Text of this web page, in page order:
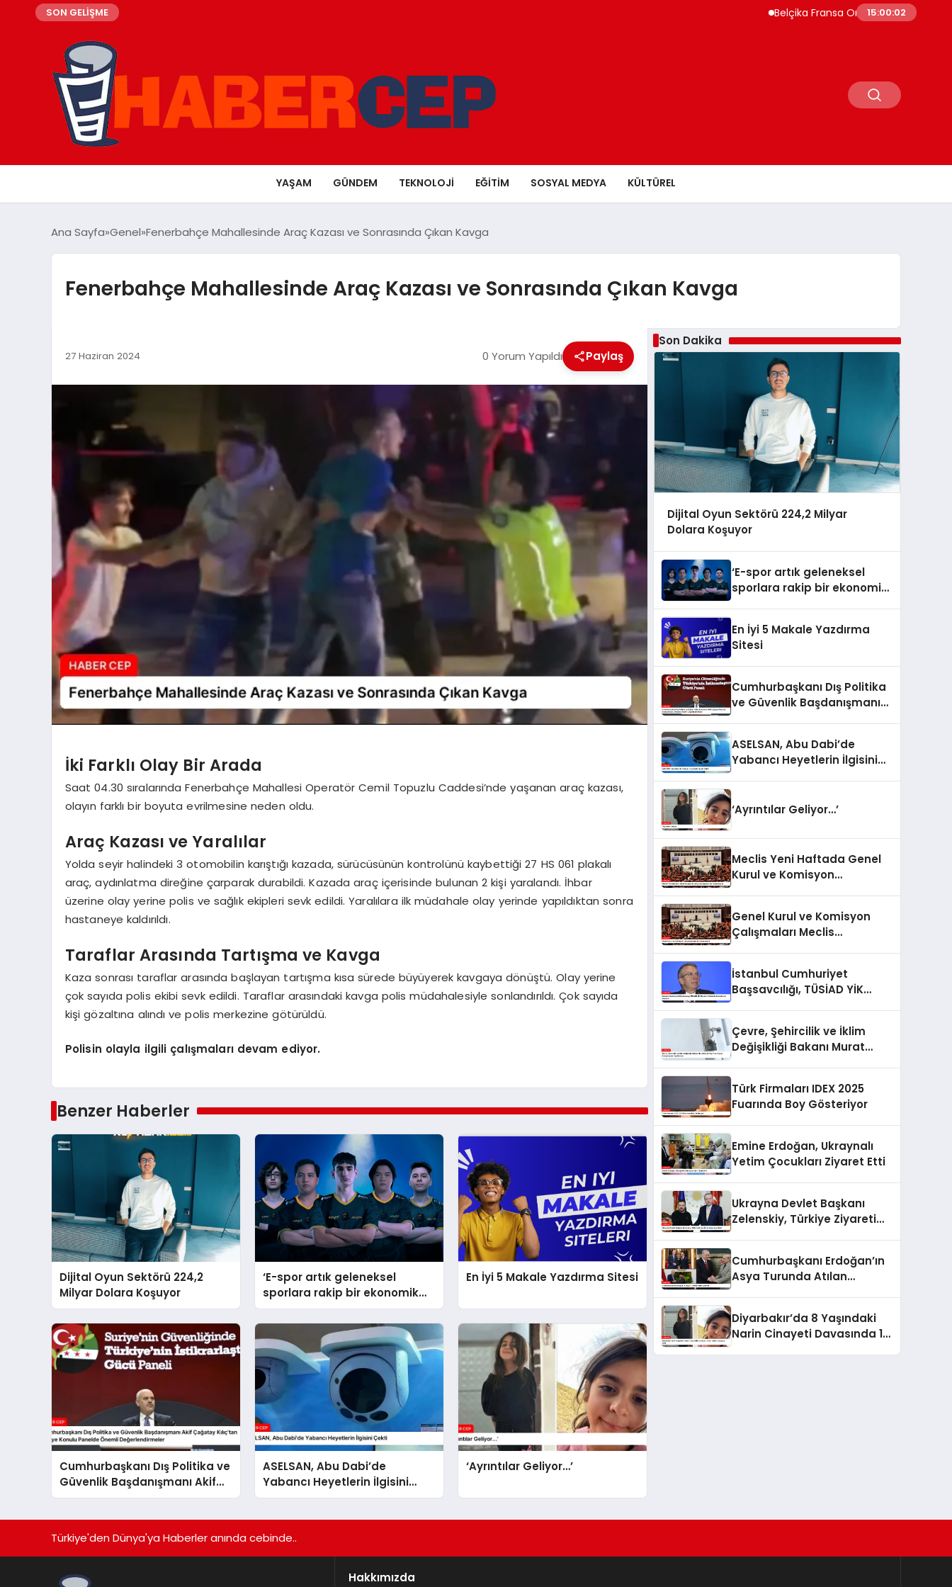
SON GELİŞME Belçika Fransa Orman Yangınları İçin
15:00:03
YAŞAM GÜNDEM TEKNOLOJI EĞITIM SOSYAL MEDYA KÜLTÜREL
Ana Sayfa Genel Fenerbahçe Mahallesinde Araç Kazası ve Sonrasında Çıkan Kavga
Fenerbahçe Mahallesinde Araç Kazası ve Sonrasında Çıkan Kavga
27 Haziran 2024 0 Yorum Yapıldı Paylaş
İki Farklı Olay Bir Arada
Saat 04.30 sıralarında Fenerbahçe Mahallesi Operatör Cemil Topuzlu Caddesi’nde yaşanan araç kazası,
olayın farklı bir boyuta evrilmesine neden oldu.
Araç Kazası ve Yaralılar
Yolda seyir halindeki 3 otomobilin karıştığı kazada, sürücüsünün kontrolünü kaybettiği 27 HS 061 plakalı
araç, aydınlatma direğine çarparak durabildi. Kazada araç içerisinde bulunan 2 kişi yaralandı. İhbar
üzerine olay yerine polis ve sağlık ekipleri sevk edildi. Yaralılara ilk müdahale olay yerinde yapıldıktan sonra
hastaneye kaldırıldı.
Taraflar Arasında Tartışma ve Kavga
Kaza sonrası taraflar arasında başlayan tartışma kısa sürede büyüyerek kavgaya dönüştü. Olay yerine
çok sayıda polis ekibi sevk edildi. Taraflar arasındaki kavga polis müdahalesiyle sonlandırıldı. Çok sayıda
kişi gözaltına alındı ve polis merkezine götürüldü.
Polisin olayla ilgili çalışmaları devam ediyor.
Benzer Haberler
Dijital Oyun Sektörü 224,2
Milyar Dolara Koşuyor
‘E-spor artık geleneksel
sporlara rakip bir ekonomik
büyüklüğe sahip’
En İyi 5 Makale Yazdırma Sitesi
Cumhurbaşkanı Dış Politika ve
Güvenlik Başdanışmanı Akif
Çağatay Kılıç’tan Suriye
ASELSAN, Abu Dabi’de
Yabancı Heyetlerin İlgisini
Çekti
‘Ayrıntılar Geliyor…’
Son Dakika
Dijital Oyun Sektörü 224,2 Milyar
Dolara Koşuyor
‘E-spor artık geleneksel
sporlara rakip bir ekonomik
En İyi 5 Makale Yazdırma
Sitesi
Cumhurbaşkanı Dış Politika
ve Güvenlik Başdanışmanı
Değerlendirmeler
ASELSAN, Abu Dabi’de
Yabancı Heyetlerin İlgisini
‘Ayrıntılar Geliyor…’
Meclis Yeni Haftada Genel
Kurul ve Komisyon
Genel Kurul ve Komisyon
Çalışmaları Meclis
İstanbul Cumhuriyet
Başsavcılığı, TÜSİAD YİK
Çevre, Şehircilik ve İklim
Değişikliği Bakanı Murat
Türk Firmaları IDEX 2025
Fuarında Boy Gösteriyor
Emine Erdoğan, Ukraynalı
Yetim Çocukları Ziyaret Etti
Ukrayna Devlet Başkanı
Zelenskiy, Türkiye Ziyareti
Cumhurbaşkanı Erdoğan’ın
Asya Turunda Atılan
Diyarbakır’da 8 Yaşındaki
Narin Cinayeti Davasında 12
Türkiye'den Dünya'ya Haberler anında cebinde..
Hakkımızda